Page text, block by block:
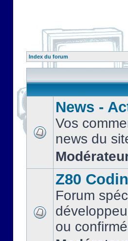
Index du forum
News -
Vos
news du
Z80
Forum
ou